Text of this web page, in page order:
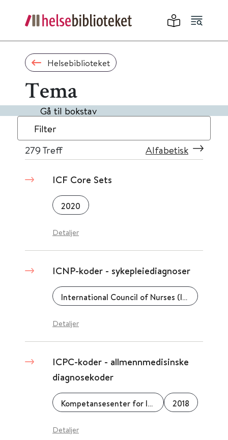
Helsebiblioteket
Tema
Gå til bokstav
Filter
279 Treff Alfabetisk
ICF Core Sets
2020
Detaljer
ICNP-koder - sykepleiediagnoser
International Council of Nurses (ICN)
Detaljer
ICPC-koder - allmennmedisinske
diagnosekoder
Kompetansesenter for IT i helse- og sosialsektoren AS (KITH) 2018
Detaljer